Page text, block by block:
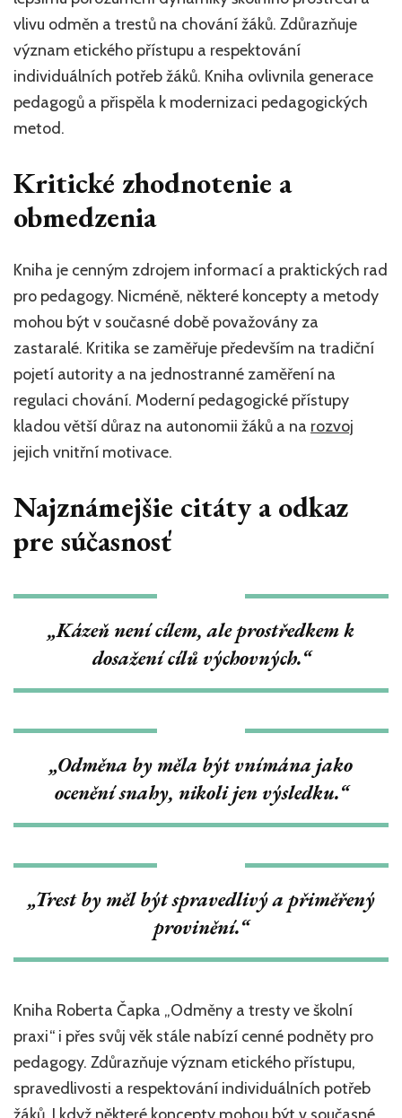
vlivu odměn a trestů na chování žáků. Zdůrazňuje
význam etického přístupu a respektování
individuálních potřeb žáků. Kniha ovlivnila generace
pedagogů a přispěla k modernizaci pedagogických
metod.
Kritické zhodnotenie a
obmedzenia
Kniha je cenným zdrojem informací a praktických rad
pro pedagogy. Nicméně, některé koncepty a metody
mohou být v současné době považovány za
zastaralé. Kritika se zaměřuje především na tradiční
pojetí autority a na jednostranné zaměření na
regulaci chování. Moderní pedagogické přístupy
kladou větší důraz na autonomii žáků a na rozvoj
jejich vnitřní motivace.
Najznámejšie citáty a odkaz
pre súčasnosť
„Kázeň není cílem, ale prostředkem k
dosažení cílů výchovných.“
„Odměna by měla být vnímána jako
ocenění snahy, nikoli jen výsledku.“
„Trest by měl být spravedlivý a přiměřený
provinění.“
Kniha Roberta Čapka „Odměny a tresty ve školní
praxi“ i přes svůj věk stále nabízí cenné podněty pro
pedagogy. Zdůrazňuje význam etického přístupu,
spravedlivosti a respektování individuálních potřeb